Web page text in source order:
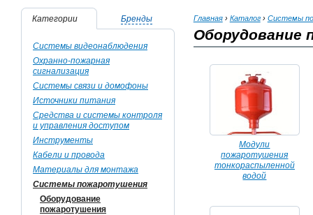
Категории Бренды
Системы видеонаблюдения
Охранно-пожарная
сигнализация
Системы связи и домофоны
Источники питания
Средства и системы контроля
и управления доступом
Инструменты
Кабели и провода
Материалы для монтажа
Системы пожаротушения
Оборудование
пожаротушения
Главная› Каталог› Системы
Оборудование
Модули
пожаротушения
тонкораспыленной
водой